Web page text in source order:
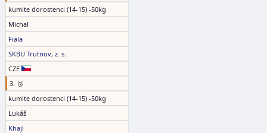
kumite dorostenci (14-15) -50kg
Michal
Fiala
SKBU Trutnov, z. s.
CZE
3. 🥉
kumite dorostenci (14-15) -50kg
Lukáš
Khajl